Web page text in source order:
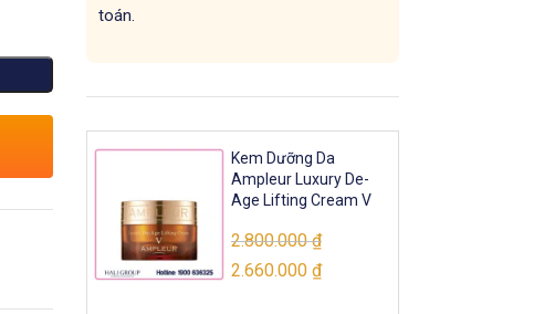
toán.
Kem Dưỡng Da
Ampleur Luxury De-
Age Lifting Cream V
2.800.000₫
2.660.000 ₫